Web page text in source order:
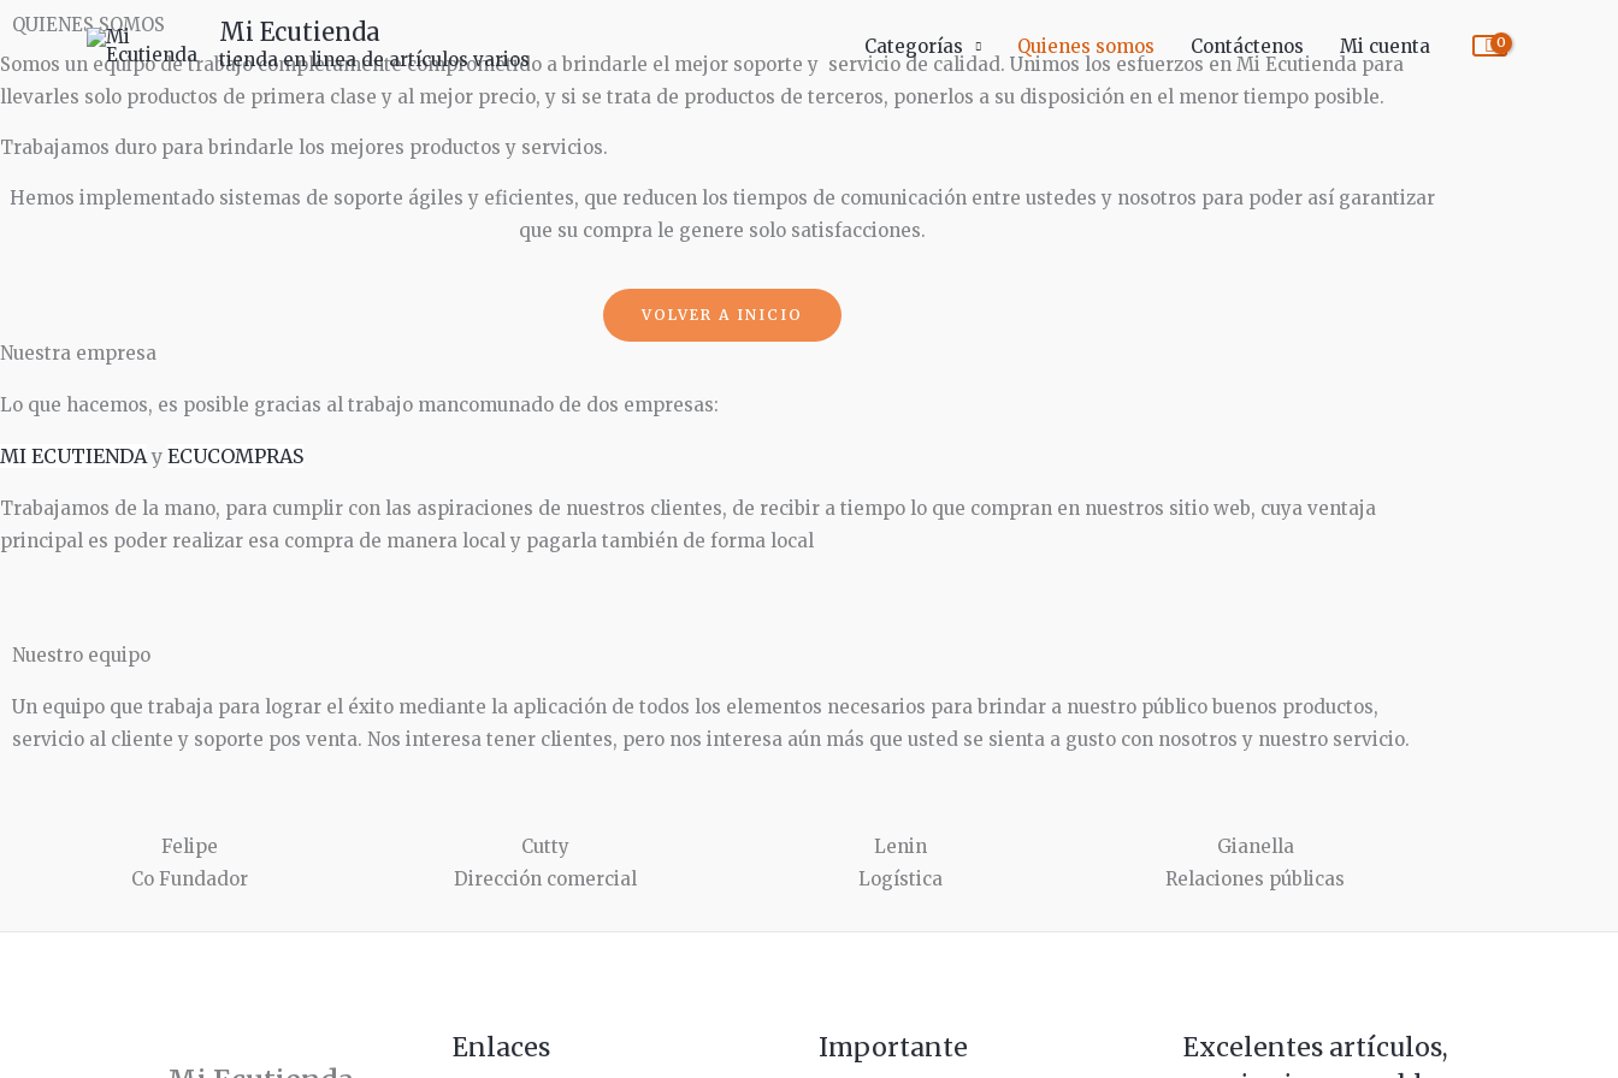
Ir
Mi Ecutienda
tienda en linea de artículos varios
Categorías Quienes somos Contáctenos Mi cuenta
QUIENES SOMOS
Somos un equipo de trabajo completamente comprometido a brindarle el mejor soporte y servicio de calidad. Unimos los esfuerzos en Mi Ecutienda para
llevarles solo productos de primera clase y al mejor precio, y si se trata de productos de terceros, ponerlos a su disposición en el menor tiempo posible.
Trabajamos duro para brindarle los mejores productos y servicios.
Hemos implementado sistemas de soporte ágiles y eficientes, que reducen los tiempos de comunicación entre ustedes y nosotros para poder así garantizar
que su compra le genere solo satisfacciones.
VOLVER A INICIO
Nuestra empresa
Lo que hacemos, es posible gracias al trabajo mancomunado de dos empresas:
MI ECUTIENDAy ECUCOMPRAS
Trabajamos de la mano, para cumplir con las aspiraciones de nuestros clientes, de recibir a tiempo lo que compran en nuestros sitio web, cuya ventaja
principal es poder realizar esa compra de manera local y pagarla también de forma local
Nuestro equipo
Un equipo que trabaja para lograr el éxito mediante la aplicación de todos los elementos necesarios para brindar a nuestro público buenos productos,
servicio al cliente y soporte pos venta. Nos interesa tener clientes, pero nos interesa aún más que usted se sienta a gusto con nosotros y nuestro servicio.
Felipe
Co Fundador
Cutty
Dirección comercial
Lenin
Logística
Gianella
Relaciones públicas
Enlaces Importante
Excelentes artículos,